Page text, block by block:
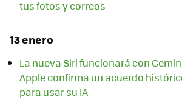
tus fotos y correos
13 enero
La nueva Siri funcionará con
Apple confirma un acuerdo
para usar su IA